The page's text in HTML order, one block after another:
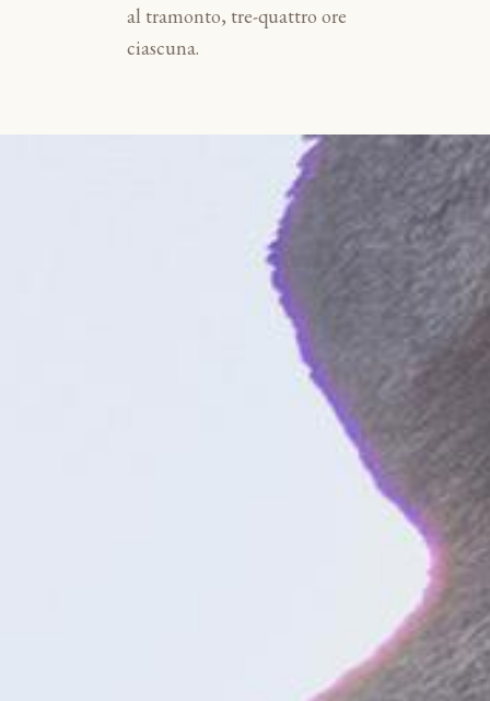
al tramonto, tre-quattro ore
ciascuna.